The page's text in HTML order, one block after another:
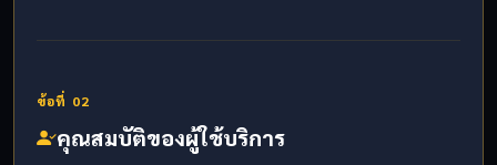
ข้อที่ 02
คุณสมบัติของผู้ใช้บริการ